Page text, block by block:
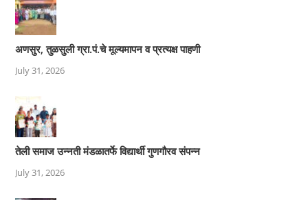
अणसुर, तुळसुली ग्रा.पं.चे मूल्यमापन व प्रत्यक्ष पाहणी
July 31, 2026
तेली समाज उन्नती मंडळातर्फे विद्यार्थी गुणगौरव संपन्न
July 31, 2026